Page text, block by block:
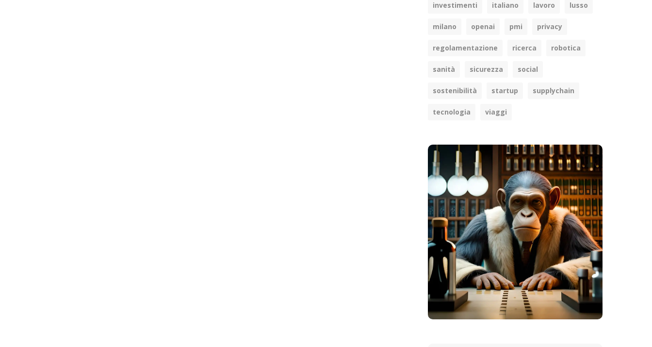
investimenti italiano lavoro lusso
milano openai pmi privacy
regolamentazione ricerca robotica
sanità sicurezza social
sostenibilità startup supplychain
tecnologia viaggi